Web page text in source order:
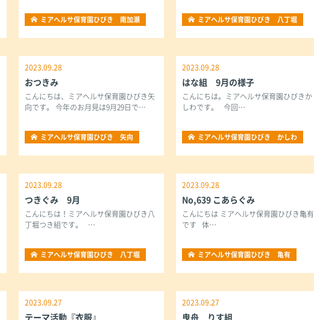
ミアヘルサ保育園ひびき 南加瀬 ミアヘルサ保育園ひびき 八丁堀
2023.09.28
おつきみ
こんにちは、ミアヘルサ保育園ひびき矢
向です。 今年のお月見は9月29日で…
ミアヘルサ保育園ひびき 矢向
2023.09.28
はな組 9月の様子
こんにちは。ミアヘルサ保育園ひびきか
しわです。 今回…
ミアヘルサ保育園ひびき かしわ
2023.09.28
つきぐみ 9月
こんにちは！ミアヘルサ保育園ひびき八
丁堀つき組です。 …
ミアヘルサ保育園ひびき 八丁堀
2023.09.28
No,639 こあらぐみ
こんにちは ミアヘルサ保育園ひびき亀有
です 体…
ミアヘルサ保育園ひびき 亀有
2023.09.27
テーマ活動『衣服』
2023.09.27
曳舟 りす組